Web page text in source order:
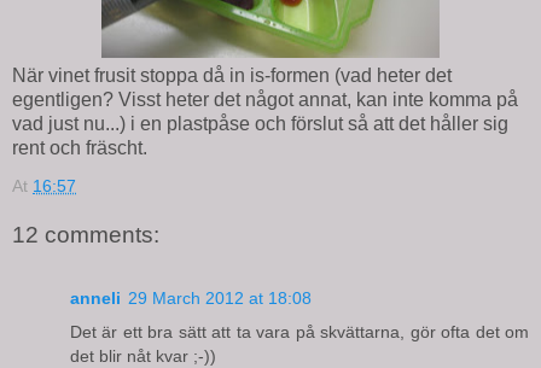
När vinet frusit stoppa då in is-formen (vad heter det
egentligen? Visst heter det något annat, kan inte komma på
vad just nu...) i en plastpåse och förslut så att det håller sig
rent och fräscht.
At 16:57
12 comments:
anneli 29 March 2012 at 18:08
Det är ett bra sätt att ta vara på skvättarna, gör ofta det om
det blir nåt kvar ;-))